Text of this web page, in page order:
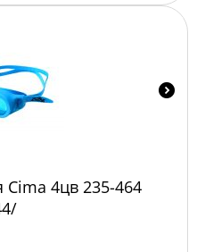
Сima 4цв 235-464